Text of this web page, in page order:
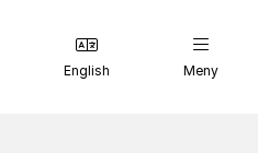
English Meny